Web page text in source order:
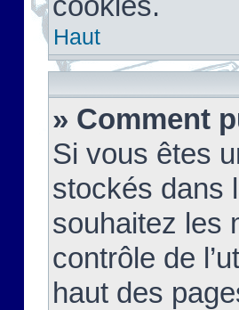
Haut
» Comment
Si vous êtes
stockés dans
souhaitez les
contrôle de
haut des